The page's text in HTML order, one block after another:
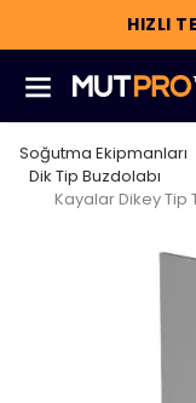
HIZLI
Soğutma Ekipmanları
Dik Tip Buzdolabı
Kayalar Dikey Tip